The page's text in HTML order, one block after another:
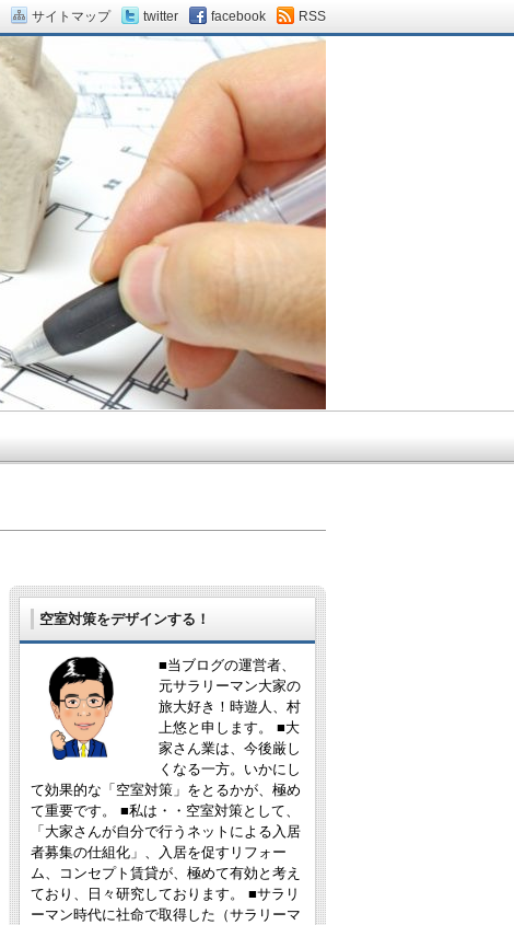
空室対策をデザインする！
■当ブログの運営者、
元サラリーマン大家の
旅大好き！時遊人、村
上悠と申します。 ■大
家さん業は、今後厳し
くなる一方。いかにし
て効果的な「空室対策」をとるかが、極め
て重要です。 ■私は・・空室対策として、
「大家さんが自分で行うネットによる入居
者募集の仕組化」、入居を促すリフォー
ム、コンセプト賃貸が、極めて有効と考え
ており、日々研究しております。 ■サラリ
ーマン時代に社命で取得した（サラリーマ
サイトマップ twitter facebook RSS